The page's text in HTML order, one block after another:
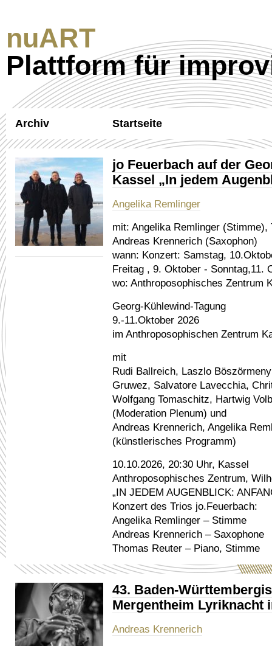
nuART
Plattform für
Archiv Startseite
jo Feuerbach auf der
Kassel „In jedem
Angelika Remlinger
mit: Angelika Remlinger
Andreas Krennerich (Saxophon)
wann: Konzert: Samstag,
Freitag , 9. Oktober - Sonntag,11.
wo: Anthroposophisches Zentrum
Georg-Kühlewind-Tagung
9.-11.Oktober 2026
im Anthroposophischen Zentrum
mit
Rudi Ballreich, Laszlo
Gruwez, Salvatore Lavecchia,
Wolfgang Tomaschitz, Hartwig
(Moderation Plenum) und
Andreas Krennerich, Angelika
(künstlerisches Programm)
10.10.2026, 20:30 Uhr, Kassel
Anthroposophisches Zentrum,
„IN JEDEM AUGENBLICK:
Konzert des Trios jo.Feuerbach:
Angelika Remlinger – Stimme
Andreas Krennerich – Saxophone
Thomas Reuter – Piano, Stimme
43. Baden-
Mergentheim Lyriknacht
Andreas Krennerich